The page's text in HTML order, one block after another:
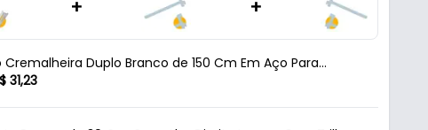
+ +
Cremalheira Duplo Branco de 150 Cm Em Aço Para
31,23